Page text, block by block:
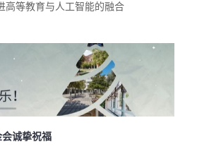
高等教育与人工智能的融合
会诚挚祝福